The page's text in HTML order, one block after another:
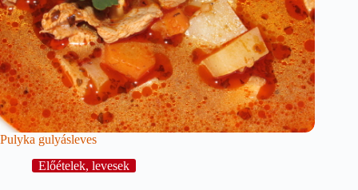
Pulyka gulyásleves
Előételek, levesek